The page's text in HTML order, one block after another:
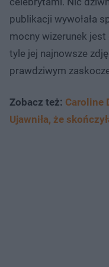
publikacji wywołała
mocny wizerunek
tyle jej najnowsze
prawdziwym
Zobacz też: Caroline
Ujawniła, że